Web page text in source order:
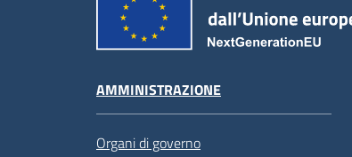
AMMINISTRAZIONE
Organi di governo